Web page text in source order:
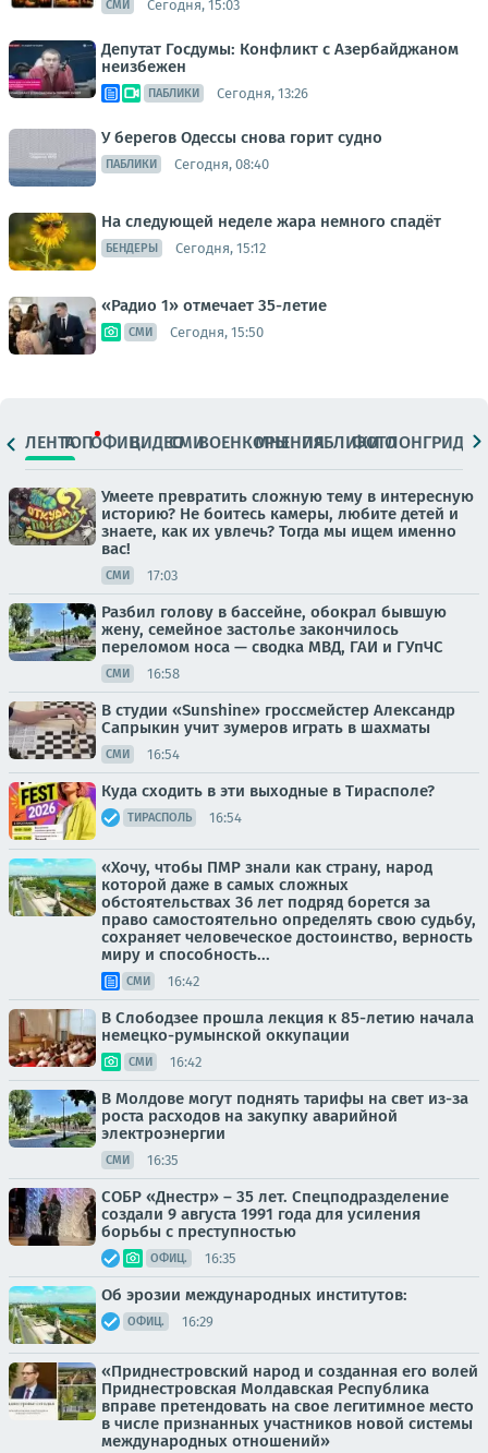
СМИ Сегодня, 15:03
Депутат Госдумы: Конфликт с Азербайджаном
неизбежен
ПАБЛИКИ Сегодня, 13:26
У берегов Одессы снова горит судно
ПАБЛИКИ Сегодня, 08:40
На следующей неделе жара немного спадёт
БЕНДЕРЫ Сегодня, 15:12
«Радио 1» отмечает 35-летие
СМИ Сегодня, 15:50
ЛЕНТАТОПОФИЦ.ВИДЕОСМИВОЕНКОРЫМНЕНИЯПАБЛИКИ
ФОТОЛОНГРИДЫ
Умеете превратить сложную тему в интересную
историю? Не боитесь камеры, любите детей и
знаете, как их увлечь? Тогда мы ищем именно
вас!
СМИ 17:03
Разбил голову в бассейне, обокрал бывшую
жену, семейное застолье закончилось
переломом носа — сводка МВД, ГАИ и ГУпЧС
СМИ 16:58
В студии «Sunshine» гроссмейстер Александр
Сапрыкин учит зумеров играть в шахматы
СМИ 16:54
Куда сходить в эти выходные в Тирасполе?
ТИРАСПОЛЬ 16:54
«Хочу, чтобы ПМР знали как страну, народ
которой даже в самых сложных
обстоятельствах 36 лет подряд борется за
право самостоятельно определять свою судьбу,
сохраняет человеческое достоинство, верность
миру и способность...
СМИ 16:42
В Слободзее прошла лекция к 85-летию начала
немецко-румынской оккупации
СМИ 16:42
В Молдове могут поднять тарифы на свет из-за
роста расходов на закупку аварийной
электроэнергии
СМИ 16:35
СОБР «Днестр» – 35 лет. Спецподразделение
создали 9 августа 1991 года для усиления
борьбы с преступностью
ОФИЦ. 16:35
Об эрозии международных институтов:
ОФИЦ. 16:29
«Приднестровский народ и созданная его волей
Приднестровская Молдавская Республика
вправе претендовать на свое легитимное место
в числе признанных участников новой системы
международных отношений»